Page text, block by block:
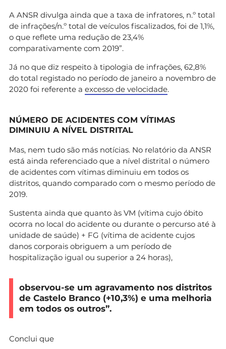
A ANSR divulga ainda que a taxa de infratores, n.º total
de infrações/n.º total de veículos fiscalizados, foi de 1,1%,
o que reflete uma redução de 23,4%
comparativamente com 2019”.
Já no que diz respeito à tipologia de infrações, 62,8%
do total registado no período de janeiro a novembro de
2020 foi referente a excesso de velocidade.
NÚMERO DE ACIDENTES COM VÍTIMAS
DIMINUIU A NÍVEL DISTRITAL
Mas, nem tudo são más notícias. No relatório da ANSR
está ainda referenciado que a nível distrital o número
de acidentes com vítimas diminuiu em todos os
distritos, quando comparado com o mesmo período de
2019.
Sustenta ainda que quanto às VM (vítima cujo óbito
ocorra no local do acidente ou durante o percurso até à
unidade de saúde) + FG (vítima de acidente cujos
danos corporais obriguem a um período de
hospitalização igual ou superior a 24 horas),
observou-se um agravamento nos distritos
de Castelo Branco (+10,3%) e uma melhoria
em todos os outros”.
Conclui que